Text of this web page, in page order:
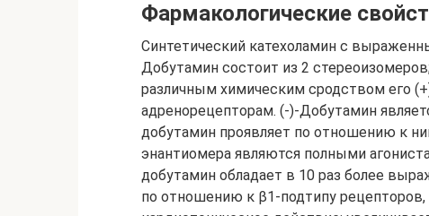
Фармакологические
Синтетический катехоламин с
Добутамин состоит из 2
различным химическим сродством его
адренорецепторам. (-)-Добутамин
добутамин проявляет по отношению к
энантиомера являются полными
добутамин обладает в 10 раз более
по отношению к β1-подтипу